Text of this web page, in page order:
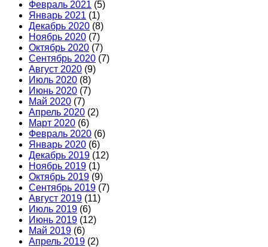
Февраль 2021 (5)
Январь 2021 (1)
Декабрь 2020 (8)
Ноябрь 2020 (7)
Октябрь 2020 (7)
Сентябрь 2020 (7)
Август 2020 (9)
Июль 2020 (8)
Июнь 2020 (7)
Май 2020 (7)
Апрель 2020 (2)
Март 2020 (6)
Февраль 2020 (6)
Январь 2020 (6)
Декабрь 2019 (12)
Ноябрь 2019 (1)
Октябрь 2019 (9)
Сентябрь 2019 (7)
Август 2019 (11)
Июль 2019 (6)
Июнь 2019 (12)
Май 2019 (6)
Апрель 2019 (2)